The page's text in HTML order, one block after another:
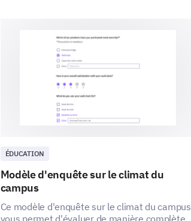
ÉDUCATION
Modèle d'enquête sur le climat du
campus
Ce modèle d'enquête sur le climat du campus
vous permet d'évaluer de manière complète